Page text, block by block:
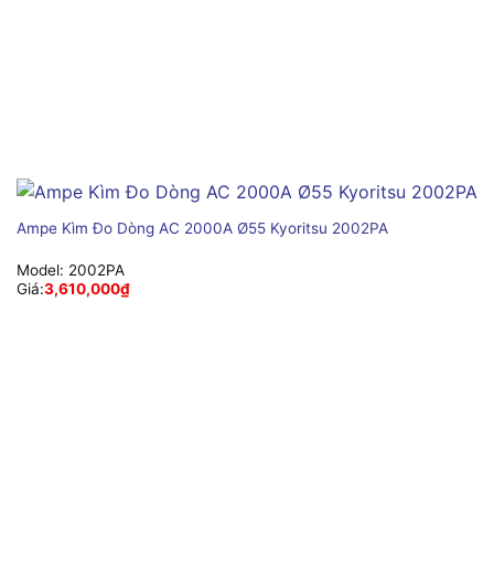
Ampe Kìm Đo Dòng AC 2000A Ø55 Kyoritsu 2002PA
Model: 2002PA
Giá:3,610,000₫